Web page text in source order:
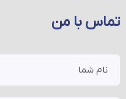
تماس با من